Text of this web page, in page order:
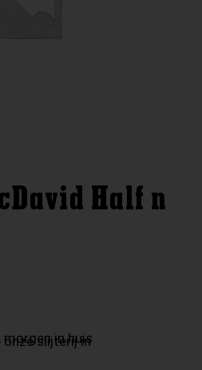
Half n
in huis
onze slijterij in